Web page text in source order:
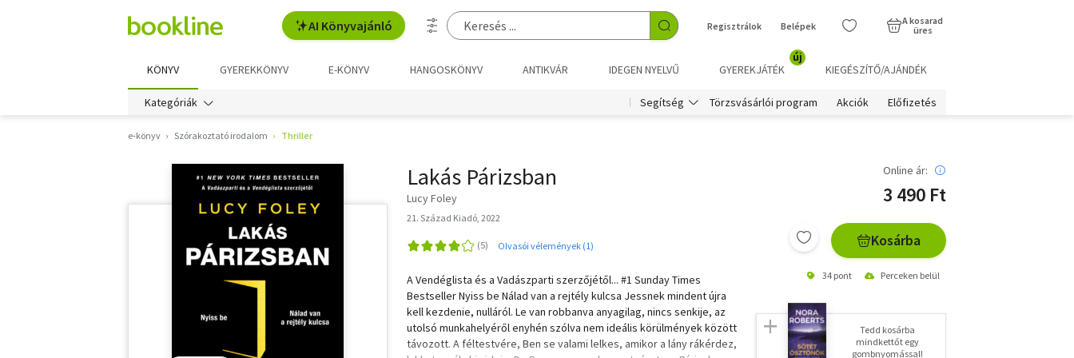
AI Könyvajánló Regisztrálok Belépek
A kosarad
üres
KÖNYV GYEREKKÖNYV E-KÖNYV HANGOSKÖNYV ANTIKVÁR IDEGEN NYELVŰ GYEREKJÁTÉK
új
KIEGÉSZÍTŐ/AJÁNDÉK
Kategóriák Segítség Törzsvásárlói program Akciók Előfizetés
e-könyv Szórakoztató irodalom Thriller
Lakás Párizsban
Lucy Foley
21. Század Kiadó, 2022
Olvasói vélemények (1)
A Vendéglista és a Vadászparti szerzőjétől... #1 Sunday Times
Bestseller Nyiss be Nálad van a rejtély kulcsa Jessnek mindent újra
kell kezdenie, nulláról. Le van robbanva anyagilag, nincs senkije, az
utolsó munkahelyéről enyhén szólva nem ideális körülmények között
távozott. A féltestvére, Ben se valami lelkes, amikor a lány rákérdez,
Online ár:
3 490 Ft
Kosárba
34 pont Perceken belül
Tedd kosárba
mindkettőt egy
gombnyomással!